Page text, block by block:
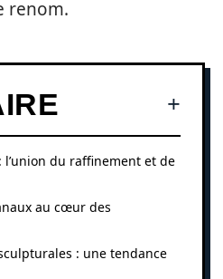
renom.
l’union du raffinement et de
au cœur des
: une tendance